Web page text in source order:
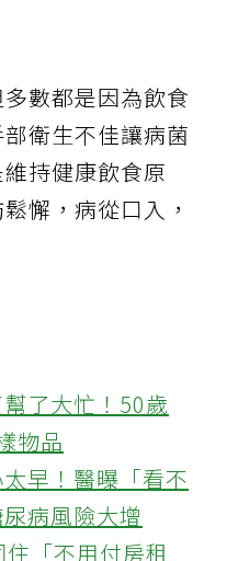
數都是因為飲食
衛生不佳讓病菌
持健康飲食原
懈，病從口入，
了大忙！50歲
物品
早！醫曝「看不
病風險大增
「不用付房租